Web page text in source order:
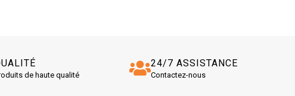
de haute qualité
24/7 ASSISTANCE
Contactez-nous